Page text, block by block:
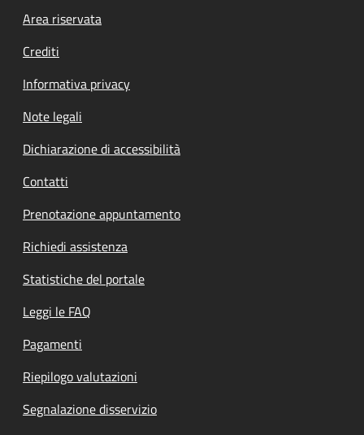
Footer menu
Area riservata
Crediti
Informativa privacy
Note legali
Dichiarazione di accessibilità
Contatti
Prenotazione appuntamento
Richiedi assistenza
Statistiche del portale
Leggi le FAQ
Pagamenti
Riepilogo valutazioni
Segnalazione disservizio